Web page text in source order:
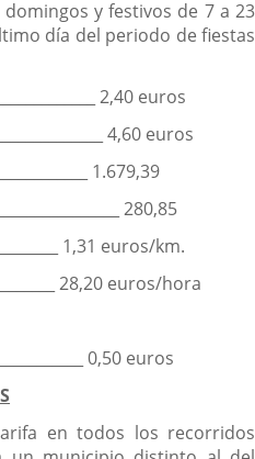
y festivos de 7 a 23
día del periodo de fiestas
2,40 euros
4,60 euros
1.679,39
280,85
1,31 euros/km.
28,20 euros/hora
0,50 euros
en todos los recorridos